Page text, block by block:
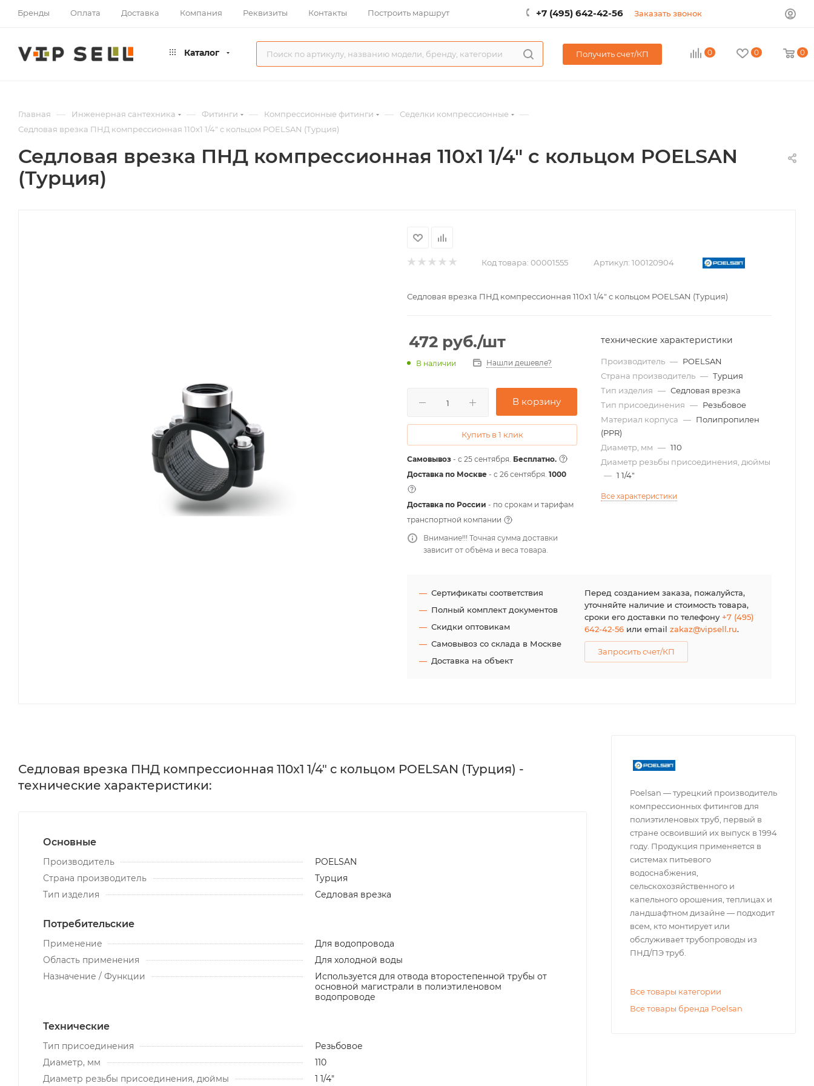
Бренды Оплата Доставка Компания Реквизиты Контакты Построить маршрут +7 (495) 642-42-56 Заказать звонок
Каталог Получить счет/КП 0 0 0
Главная — Инженерная сантехника — Фитинги — Компрессионные фитинги — Седелки компрессионные —
Седловая врезка ПНД компрессионная 110х1 1/4" с кольцом POELSAN (Турция)
Седловая врезка ПНД компрессионная 110х1 1/4" с кольцом POELSAN
(Турция)
Код товара: 00001555 Артикул: 100120904
Седловая врезка ПНД компрессионная 110х1 1/4" с кольцом POELSAN (Турция)
472 руб./шт
В наличии Нашли дешевле?
В корзину
Купить в 1 клик
Самовывоз - с 25 сентября. Бесплатно.
Доставка по Москве - c 26 сентября. 1000
Доставка по России - по срокам и тарифам
транспортной компании
Внимание!!! Точная сумма доставки
зависит от объёма и веса товара.
технические характеристики
Производитель — POELSAN
Страна производитель — Турция
Тип изделия — Седловая врезка
Тип присоединения — Резьбовое
Материал корпуса — Полипропилен
(PPR)
Диаметр, мм — 110
Диаметр резьбы присоединения, дюймы
— 1 1/4"
Все характеристики
Сертификаты соответствия
Полный комплект документов
Скидки оптовикам
Самовывоз со склада в Москве
Доставка на объект
Перед созданием заказа, пожалуйста,
уточняйте наличие и стоимость товара,
сроки его доставки по телефону+7 (495)
642-42-56или email zakaz@vipsell.ru.
Запросить счет/КП
Седловая врезка ПНД компрессионная 110х1 1/4" с кольцом POELSAN (Турция) -
технические характеристики:
Основные
Производитель
POELSAN
Страна производитель
Турция
Тип изделия
Седловая врезка
Потребительские
Применение
Для водопровода
Область применения
Для холодной воды
Назначение / Функции
Используется для отвода второстепенной трубы от
основной магистрали в полиэтиленовом
водопроводе
Технические
Тип присоединения
Резьбовое
Диаметр, мм
110
Диаметр резьбы присоединения, дюймы
1 1/4"
Poelsan — турецкий производитель
компрессионных фитингов для
полиэтиленовых труб, первый в
стране освоивший их выпуск в 1994
году. Продукция применяется в
системах питьевого
водоснабжения,
сельскохозяйственного и
капельного орошения, теплицах и
ландшафтном дизайне — подходит
всем, кто монтирует или
обслуживает трубопроводы из
ПНД/ПЭ труб.
Все товары категории
Все товары бренда Poelsan